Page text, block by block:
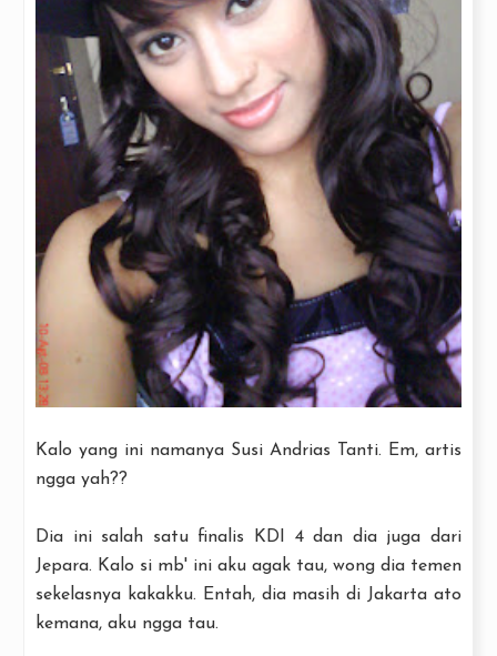
Kalo yang ini namanya Susi Andrias Tanti. Em, artis
ngga yah??
Dia ini salah satu finalis KDI 4 dan dia juga dari
Jepara. Kalo si mb' ini aku agak tau, wong dia temen
sekelasnya kakakku. Entah, dia masih di Jakarta ato
kemana, aku ngga tau.